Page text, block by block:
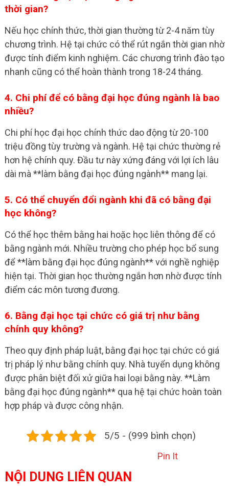
thời gian?
Nếu học chính thức, thời gian thường từ 2-4 năm tùy
chương trình. Hệ tại chức có thể rút ngắn thời gian nhờ
được tính điểm kinh nghiệm. Các chương trình đào tạo
nhanh cũng có thể hoàn thành trong 18-24 tháng.
4. Chi phí để có bằng đại học đúng ngành là bao
nhiều?
Chi phí học đại học chính thức dao động từ 20-100
triệu đồng tùy trường và ngành. Hệ tại chức thường rẻ
hơn hệ chính quy. Đầu tư này xứng đáng với lợi ích lâu
dài mà **làm bằng đại học đúng ngành** mang lại.
5. Có thể chuyển đổi ngành khi đã có bằng đại
học không?
Có thể học thêm bằng hai hoặc học liên thông để có
bằng ngành mới. Nhiều trường cho phép học bổ sung
để **làm bằng đại học đúng ngành** với nghề nghiệp
hiện tại. Thời gian học thường ngắn hơn nhờ được tính
điểm các môn tương đương.
6. Bằng đại học tại chức có giá trị như bằng
chính quy không?
Theo quy định pháp luật, bằng đại học tại chức có giá
trị pháp lý như bằng chính quy. Nhà tuyển dụng không
được phân biệt đối xử giữa hai loại bằng này. **Làm
bằng đại học đúng ngành** qua hệ tại chức hoàn toàn
hợp pháp và được công nhận.
5/5 - (999 bình chọn)
Pin It
NỘI DUNG LIÊN QUAN